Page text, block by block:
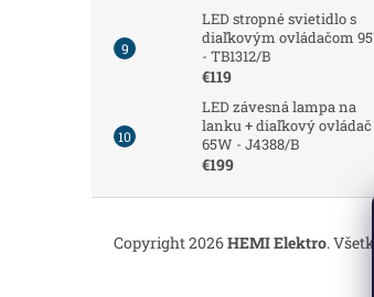
LED stropné svietidlo s
diaľkovým ovládačom
- TB1312/B
€119
LED závesná lampa na
lanku + diaľkový ovládač
65W - J4388/B
€199
Copyright 2026HEMI Elektro.